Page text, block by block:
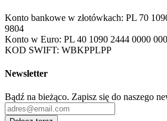
Konto bankowe w złotówkach: PL 70
9804
Konto w Euro: PL 40 1090 2444 0000
KOD SWIFT: WBKPPLPP
Newsletter
Bądź na bieżąco. Zapisz się do naszego